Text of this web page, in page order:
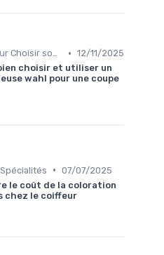
Conseils pour Choisir son Coiffeur • 12/11/2025
choisir et utiliser un
wahl pour une coupe
• 07/07/2025
le coût de la coloration
chez le coiffeur